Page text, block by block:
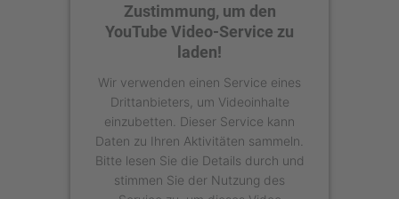
Zustimmung, um den
YouTube Video-Service zu
laden!
Wir verwenden einen Service eines
Drittanbieters, um Videoinhalte
einzubetten. Dieser Service kann
Daten zu Ihren Aktivitäten sammeln.
Bitte lesen Sie die Details durch und
stimmen Sie der Nutzung des